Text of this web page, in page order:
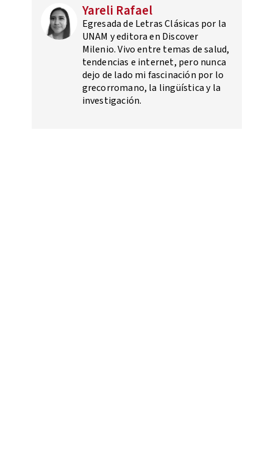
Yareli Rafael
Egresada de Letras Clásicas por la
UNAM y editora en Discover
Milenio. Vivo entre temas de salud,
tendencias e internet, pero nunca
dejo de lado mi fascinación por lo
grecorromano, la lingüística y la
investigación.